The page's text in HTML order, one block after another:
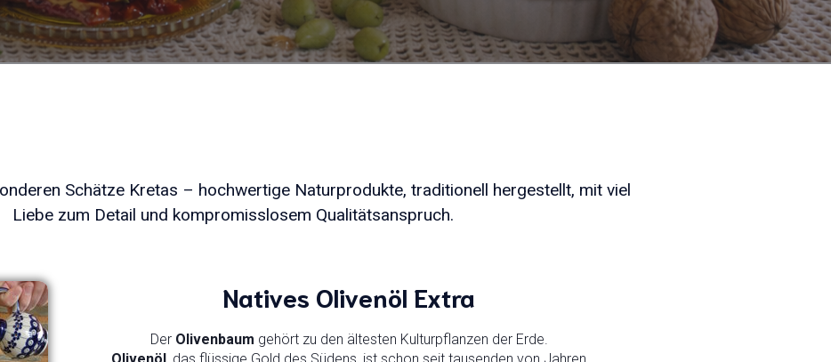
Schätze Kretas – hochwertige Naturprodukte, traditionell hergestellt, mit viel
Liebe zum Detail und kompromisslosem Qualitätsanspruch.
Natives Olivenöl Extra
Der Olivenbaum gehört zu den ältesten Kulturpflanzen der Erde.